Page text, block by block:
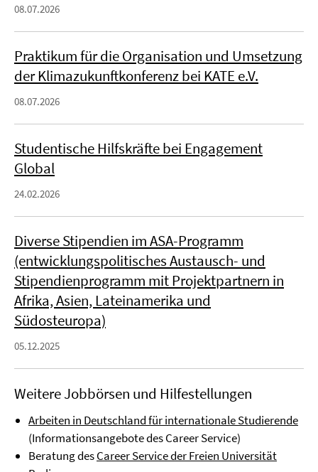
08.07.2026
Praktikum für die Organisation und Umsetzung
der Klimazukunftkonferenz bei KATE e.V.
08.07.2026
Studentische Hilfskräfte bei Engagement
Global
24.02.2026
Diverse Stipendien im ASA-Programm
(entwicklungspolitisches Austausch- und
Stipendienprogramm mit Projektpartnern in
Afrika, Asien, Lateinamerika und
Südosteuropa)
05.12.2025
Weitere Jobbörsen und Hilfestellungen
Arbeiten in Deutschland für internationale Studierende
(Informationsangebote des Career Service)
Beratung desCareer Service der Freien Universität